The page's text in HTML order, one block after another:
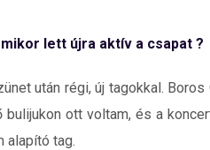
lett újra aktív a csapat ?
után régi, új tagokkal.
ott voltam, és a
alapító tag.